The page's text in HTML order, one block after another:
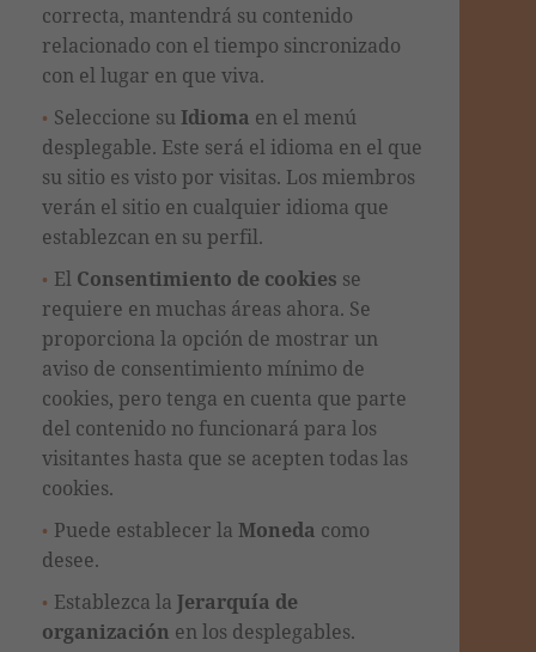
correcta, mantendrá su contenido
relacionado con el tiempo sincronizado
con el lugar en que viva.
Seleccione suIdioma en el menú
desplegable. Este será el idioma en el que
su sitio es visto por visitas. Los miembros
verán el sitio en cualquier idioma que
establezcan en su perfil.
El Consentimiento de cookies se
requiere en muchas áreas ahora. Se
proporciona la opción de mostrar un
aviso de consentimiento mínimo de
cookies, pero tenga en cuenta que parte
del contenido no funcionará para los
visitantes hasta que se acepten todas las
cookies.
Puede establecer la Moneda como
desee.
Establezca la Jerarquía de
organización en los desplegables.